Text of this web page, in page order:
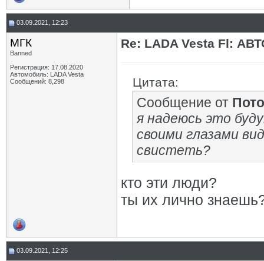
03.09.2021, 12:23
МГК
Banned
Регистрация: 17.08.2020
Автомобиль: LADA Vesta
Сообщений: 8,298
Re: LADA Vesta Fl:
Цитата:
Сообщение от
я надеюсь это
своими глазами
свистеть?
кто эти люди?
ты их лично
03.09.2021, 12:25